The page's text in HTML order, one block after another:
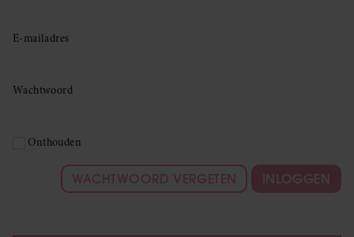
E-mailadres
Wachtwoord
Onthouden
WACHTWOORD VERGETEN INLOGGEN